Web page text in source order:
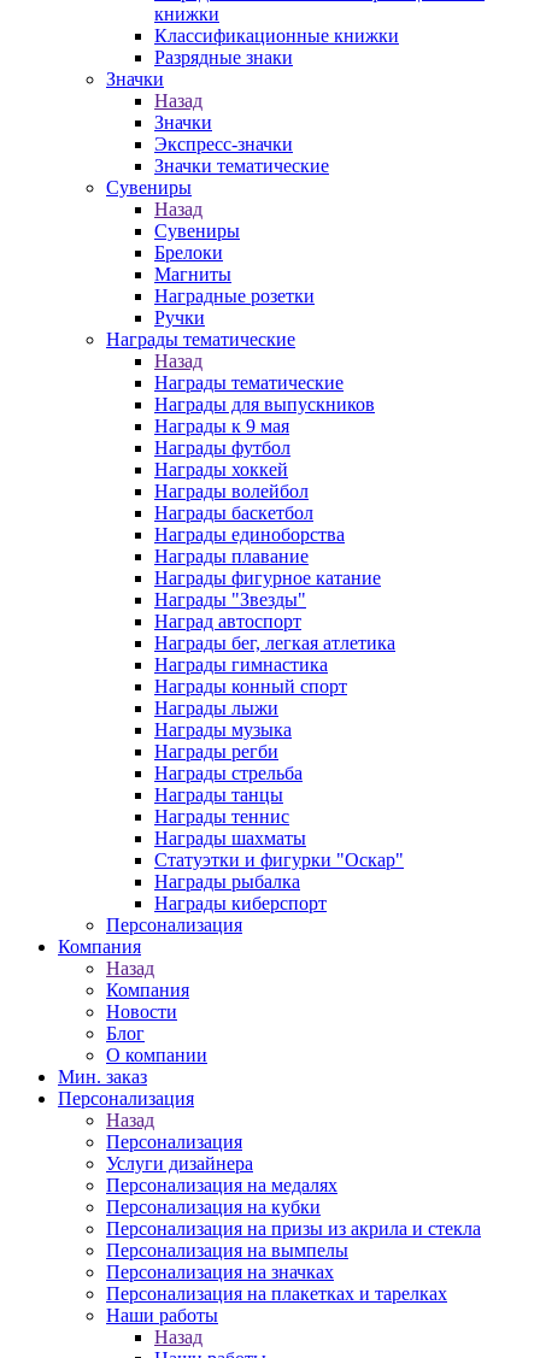
книжки
Классификационные книжки
Разрядные знаки
Значки
Назад
Значки
Экспресс-значки
Значки тематические
Сувениры
Назад
Сувениры
Брелоки
Магниты
Наградные розетки
Ручки
Награды тематические
Назад
Награды тематические
Награды для выпускников
Награды к 9 мая
Награды футбол
Награды хоккей
Награды волейбол
Награды баскетбол
Награды единоборства
Награды плавание
Награды фигурное катание
Награды "Звезды"
Наград автоспорт
Награды бег, легкая атлетика
Награды гимнастика
Награды конный спорт
Награды лыжи
Награды музыка
Награды регби
Награды стрельба
Награды танцы
Награды теннис
Награды шахматы
Статуэтки и фигурки "Оскар"
Награды рыбалка
Награды киберспорт
Персонализация
Компания
Назад
Компания
Новости
Блог
О компании
Мин. заказ
Персонализация
Назад
Персонализация
Услуги дизайнера
Персонализация на медалях
Персонализация на кубки
Персонализация на призы из акрила и стекла
Персонализация на вымпелы
Персонализация на значках
Персонализация на плакетках и тарелках
Наши работы
Назад